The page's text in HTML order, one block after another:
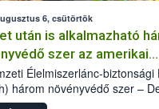
6, csütörtök
után is alkalmazható
szer az amerikai
ellen
Élelmiszerlánc-biztonsági
három növényvédő szer –
24 EW, Oroganic –